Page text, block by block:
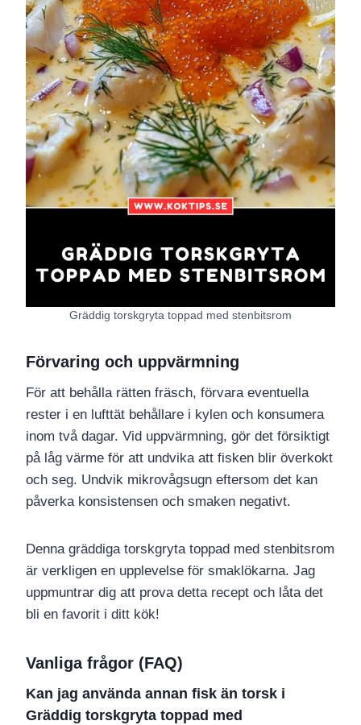
Gräddig torskgryta toppad med stenbitsrom
Förvaring och uppvärmning
För att behålla rätten fräsch, förvara eventuella
rester i en lufttät behållare i kylen och konsumera
inom två dagar. Vid uppvärmning, gör det försiktigt
på låg värme för att undvika att fisken blir överkokt
och seg. Undvik mikrovågsugn eftersom det kan
påverka konsistensen och smaken negativt.
Denna gräddiga torskgryta toppad med stenbitsrom
är verkligen en upplevelse för smaklökarna. Jag
uppmuntrar dig att prova detta recept och låta det
bli en favorit i ditt kök!
Vanliga frågor (FAQ)
Kan jag använda annan fisk än torsk i
Gräddig torskgryta toppad med